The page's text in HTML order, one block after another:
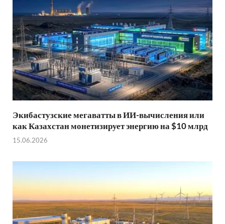
Экибастузские мегаватты в ИИ-вычисления или
как Казахстан монетизирует энергию на $10 млрд
15.06.2026